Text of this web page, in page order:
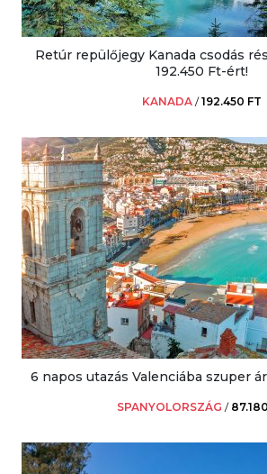
Retúr repülőjegy Kanada csodás
192.450 Ft-ért!
KANADA /192.450 FT
6 napos utazás Valenciába szuper
SPANYOLORSZÁG /